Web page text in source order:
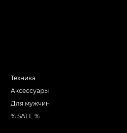
Техника
Аксессуары
Для мужчин
% SALE %